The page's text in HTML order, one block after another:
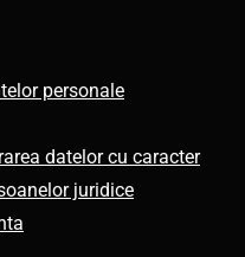
personale
datelor cu caracter
juridice